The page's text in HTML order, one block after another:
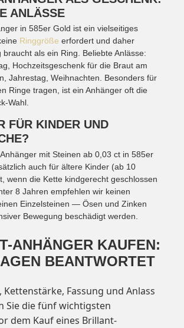
ANLÄSSE
in 585er Gold ist ein vielseitiges
Ringgröße erfordert und daher
braucht als ein Ring. Beliebte Anlässe:
Hochzeitsgeschenk für die Braut am
Jahrestag, Weihnachten. Besonders für
Ringe tragen, ist ein Anhänger oft die
Wahl.
FÜR KINDER UND
mit Steinen ab 0,03 ct in 585er
auch für ältere Kinder (ab 10
wenn die Kette kindgerecht geschlossen
8 Jahren empfehlen wir keinen
Einzelsteinen — Ösen und Zinken
Bewegung beschädigt werden.
ANHÄNGER KAUFEN:
BEANTWORTET
Kettenstärke, Fassung und Anlass
Sie die fünf wichtigsten
dem Kauf eines Brillant-